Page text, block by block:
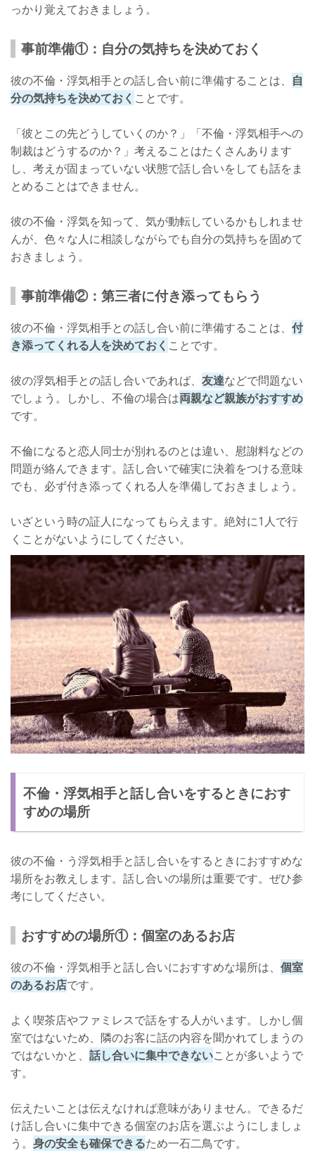
っかり覚えておきましょう。
事前準備①：自分の気持ちを決めておく
彼の不倫・浮気相手との話し合い前に準備することは、 自
分の気持ちを決めておく ことです。
「彼とこの先どうしていくのか？」「不倫・浮気相手への
制裁はどうするのか？」考えることはたくさんあります
し、考えが固まっていない状態で話し合いをしても話をま
とめることはできません。
彼の不倫・浮気を知って、気が動転しているかもしれませ
んが、色々な人に相談しながらでも自分の気持ちを固めて
おきましょう。
事前準備②：第三者に付き添ってもらう
彼の不倫・浮気相手との話し合い前に準備することは、 付
き添ってくれる人を決めておく ことです。
彼の浮気相手との話し合いであれば、 友達などで問題ない
でしょう。しかし、不倫の場合は両親など親族がおすすめ
です。
不倫になると恋人同士が別れるのとは違い、慰謝料などの
問題が絡んできます。話し合いで確実に決着をつける意味
でも、必ず付き添ってくれる人を準備しておきましょう。
いざという時の証人になってもらえます。絶対に1人で行
くことがないようにしてください。
不倫・浮気相手と話し合いをするときにおす
すめの場所
彼の不倫・う浮気相手と話し合いをするときにおすすめな
場所をお教えします。話し合いの場所は重要です。ぜひ参
考にしてください。
おすすめの場所①：個室のあるお店
彼の不倫・浮気相手と話し合いにおすすめな場所は、 個室
のあるお店です。
よく喫茶店やファミレスで話をする人がいます。しかし個
室ではないため、隣のお客に話の内容を聞かれてしまうの
ではないかと、 話し合いに集中できないことが多いようで
す。
伝えたいことは伝えなければ意味がありません。できるだ
け話し合いに集中できる個室のお店を選ぶようにしましょ
う。 身の安全も確保できるため一石二鳥です。